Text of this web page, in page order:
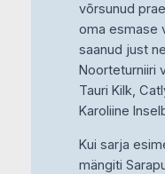
võrsunud
oma esmase
saanud just
Noorteturniiri
Tauri Kilk,
Karoliine
Kui sarja
mängiti